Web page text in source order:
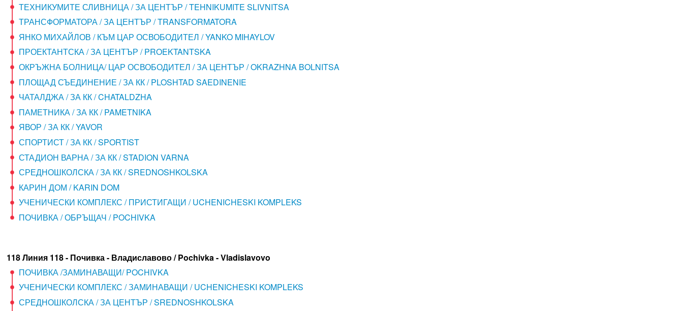
ТЕХНИКУМИТЕ СЛИВНИЦА / ЗА ЦЕНТЪР / TEHNIKUMITE SLIVNITSA
ТРАНСФОРМАТОРА / ЗА ЦЕНТЪР / TRANSFORMATORA
ЯНКО МИХАЙЛОВ / КЪМ ЦАР ОСВОБОДИТЕЛ / YANKO MIHAYLOV
ПРОЕКТАНТСКА / ЗА ЦЕНТЪР / PROEKTANTSKA
ОКРЪЖНА БОЛНИЦА/ ЦАР ОСВОБОДИТЕЛ / ЗА ЦЕНТЪР / OKRAZHNA BOLNITSA
ПЛОЩАД СЪЕДИНЕНИЕ / ЗА КК / PLOSHTAD SAEDINENIE
ЧАТАЛДЖА / ЗА КК / CHATALDZHA
ПАМЕТНИКА / ЗА КК / PAMETNIKA
ЯВОР / ЗА КК / YAVOR
СПОРТИСТ / ЗА КК / SPORTIST
СТАДИОН ВАРНА / ЗА КК / STADION VARNA
СРЕДНОШКОЛСКА / ЗА КК / SREDNOSHKOLSKA
КАРИН ДОМ / KARIN DOM
УЧЕНИЧЕСКИ КОМПЛЕКС / ПРИСТИГАЩИ / UCHENICHESKI KOMPLEKS
ПОЧИВКА / ОБРЪЩАЧ / POCHIVKA
118 Линия 118 - Почивка - Владиславово / Pochivka - Vladislavovo
ПОЧИВКА /ЗАМИНАВАЩИ/ POCHIVKA
УЧЕНИЧЕСКИ КОМПЛЕКС / ЗАМИНАВАЩИ / UCHENICHESKI KOMPLEKS
СРЕДНОШКОЛСКА / ЗА ЦЕНТЪР / SREDNOSHKOLSKA